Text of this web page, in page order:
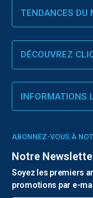
TENDANCES DU
DÉCOUVREZ
INFORMATIONS
ABONNEZ-VOUS À
Notre
Soyez les premiers
promotions par e-